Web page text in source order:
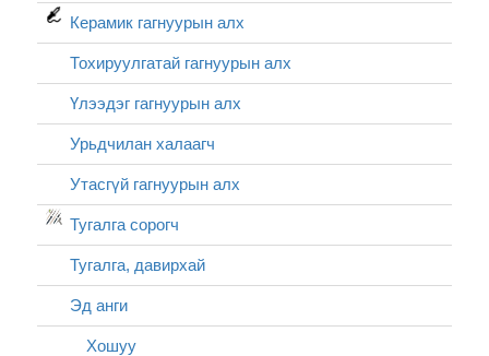
Керамик гагнуурын алх
Тохируулгатай гагнуурын алх
Үлээдэг гагнуурын алх
Урьдчилан халаагч
Утасгүй гагнуурын алх
Тугалга сорогч
Тугалга, давирхай
Эд анги
Хошуу